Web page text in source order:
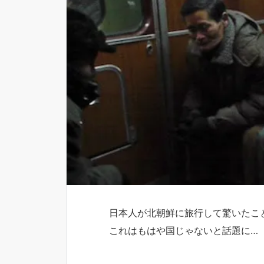
日本人が北朝鮮に旅行して驚いた
これはもはや国じゃないと話題に…